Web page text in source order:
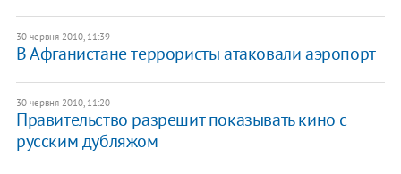
30 червня 2010, 11:39
В Афганистане террористы атаковали аэропорт
30 червня 2010, 11:20
Правительство разрешит показывать кино с
русским дубляжом